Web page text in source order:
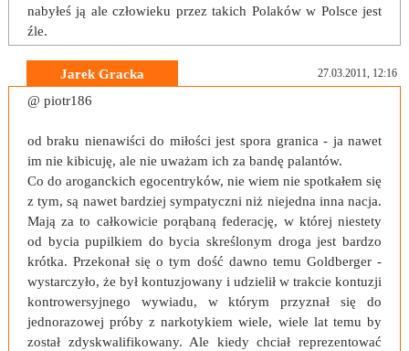
nabyłeś ją ale człowieku przez takich Polaków w Polsce jest
źle.
Jarek Gracka 27.03.2011, 12:16
@ piotr186
od braku nienawiści do miłości jest spora granica - ja nawet
im nie kibicuję, ale nie uważam ich za bandę palantów.
Co do aroganckich egocentryków, nie wiem nie spotkałem się
z tym, są nawet bardziej sympatyczni niż niejedna inna nacja.
Mają za to całkowicie porąbaną federację, w której niestety
od bycia pupilkiem do bycia skreślonym droga jest bardzo
krótka. Przekonał się o tym dość dawno temu Goldberger -
wystarczyło, że był kontuzjowany i udzielił w trakcie kontuzji
kontrowersyjnego wywiadu, w którym przyznał się do
jednorazowej próby z narkotykiem wiele, wiele lat temu by
został zdyskwalifikowany. Ale kiedy chciał reprezentować